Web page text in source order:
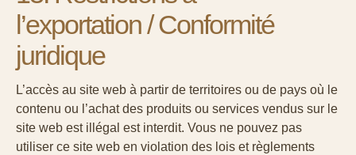
l’exportation / Conformité
juridique
L’accès au site web à partir de territoires ou de pays où le
contenu ou l’achat des produits ou services vendus sur le
site web est illégal est interdit. Vous ne pouvez pas
utiliser ce site web en violation des lois et règlements